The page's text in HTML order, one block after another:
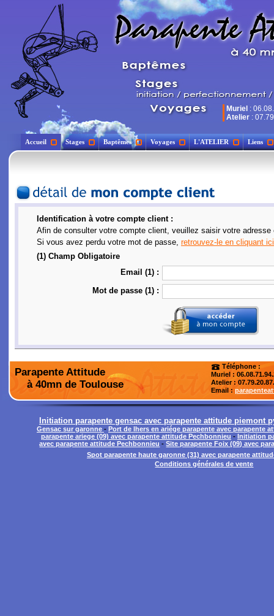
Muriel :
Atelier :
Accueil Stages Baptêmes Voyages L'ATELIER Liens
Identification à votre compte client :
Afin de consulter votre compte client, veuillez saisir votre
Si vous avez perdu votre mot de passe, retrouvez-le en cliquant ici
(1) Champ Obligatoire
Email (1) :
Mot de passe (1) :
Parapente Attitude
à 40mn de Toulouse
Téléphone :
Muriel :
Atelier:
Email :
Initiation parapente gensac avec parapente attitude piemont
Gensac sur garonne - Port de lhers en ariége parapente avec parapente
parapente ariege (09) avec parapente attitude Pechbonnieu - Initiation
avec parapente attitude Pechbonnieu -Site parapente Foix (09) avec
Spot parapente haute garonne (31) avec parapente
Conditions générales de vente